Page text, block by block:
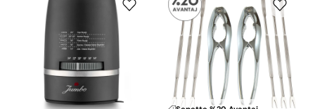
Wilster
Bileme
Aparatı
Glory
Deniz
Mahsülleri
Seti